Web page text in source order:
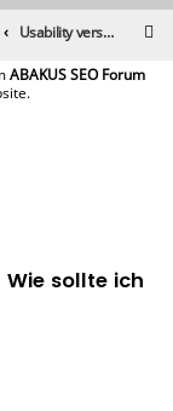
Usability versus Duplicat Content - Wie sollte ich es machen
sollte ich